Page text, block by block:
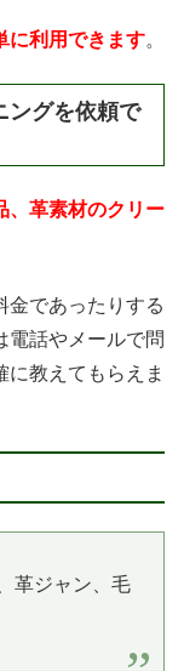
に利用できます。
ングを依頼で
、革素材のクリー
金であったりする
電話やメールで問
教えてもらえま
革ジャン、毛